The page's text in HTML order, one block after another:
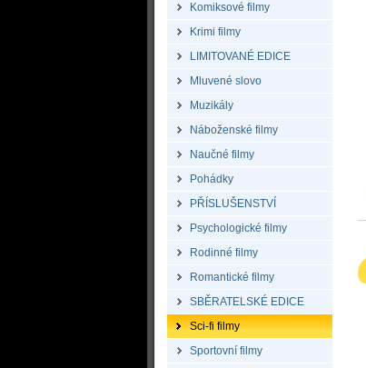
Komiksové filmy
Krimi filmy
LIMITOVANÉ EDICE
Mluvené slovo
Muzikály
Náboženské filmy
Naučné filmy
Pohádky
PŘÍSLUŠENSTVÍ
Psychologické filmy
Rodinné filmy
Romantické filmy
SBĚRATELSKÉ EDICE
Sci-fi filmy
Sportovní filmy